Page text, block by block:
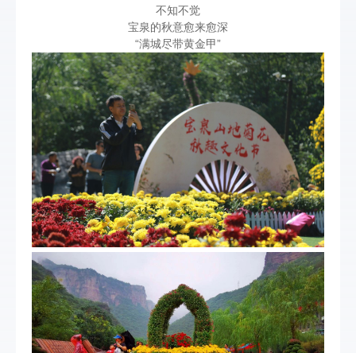
不知不觉
宝泉的秋意愈来愈深
“满城尽带黄金甲”